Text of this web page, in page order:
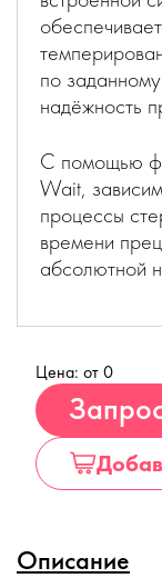
по
надёжность
С помощью
Wait,
процессы
времени
абсолютной
Цена: от 0
Описание